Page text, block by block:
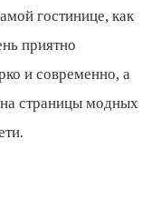
гостинице, как
приятно
и современно, а
страницы модных